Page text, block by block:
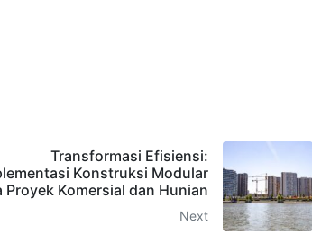
Transformasi Efisiensi:
Konstruksi Modular
Proyek Komersial dan Hunian
Next